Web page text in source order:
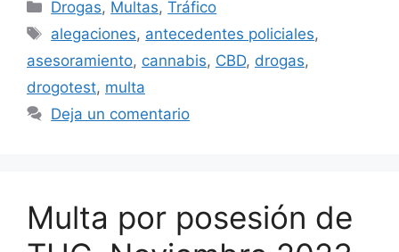
Drogas, Multas,Tráfico
Etiquetas
alegaciones, antecedentes policiales,
asesoramiento, cannabis, CBD, drogas,
drogotest, multa
Deja un comentario
Multa por posesión de